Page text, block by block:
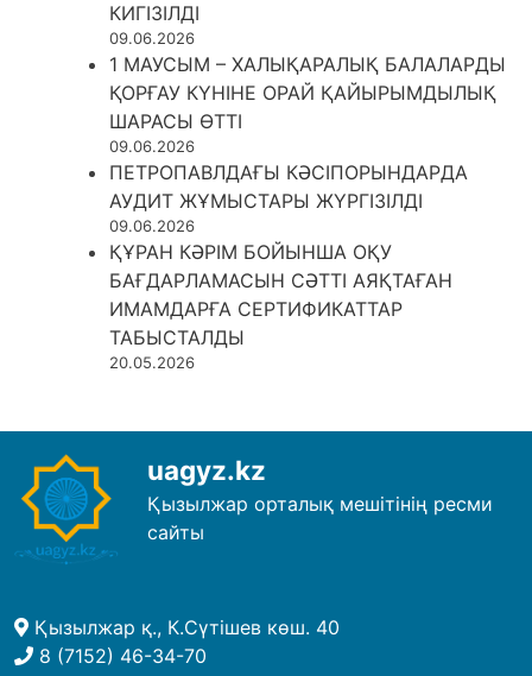
КИГІЗІЛДІ
09.06.2026
1 МАУСЫМ – ХАЛЫҚАРАЛЫҚ БАЛАЛАРДЫ
ҚОРҒАУ КҮНІНЕ ОРАЙ ҚАЙЫРЫМДЫЛЫҚ
ШАРАСЫ ӨТТІ
09.06.2026
ПЕТРОПАВЛДАҒЫ КӘСІПОРЫНДАРДА
АУДИТ ЖҰМЫСТАРЫ ЖҮРГІЗІЛДІ
09.06.2026
ҚҰРАН КӘРІМ БОЙЫНША ОҚУ
БАҒДАРЛАМАСЫН СӘТТІ АЯҚТАҒАН
ИМАМДАРҒА СЕРТИФИКАТТАР
ТАБЫСТАЛДЫ
20.05.2026
uagyz.kz
Қызылжар орталық мешітінің ресми
сайты
Қызылжар қ., К.Сүтішев көш. 40
8 (7152) 46-34-70